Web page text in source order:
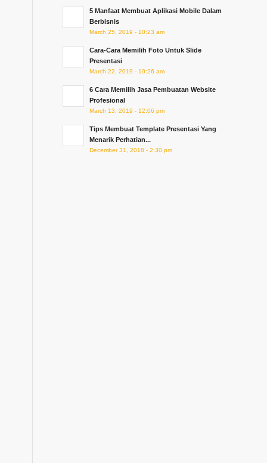
5 Manfaat Membuat Aplikasi Mobile Dalam
Berbisnis
March 25, 2019 - 10:23 am
Cara-Cara Memilih Foto Untuk Slide
Presentasi
March 22, 2019 - 10:26 am
6 Cara Memilih Jasa Pembuatan Website
Profesional
March 13, 2019 - 12:06 pm
Tips Membuat Template Presentasi Yang
Menarik Perhatian...
December 31, 2018 - 2:30 pm